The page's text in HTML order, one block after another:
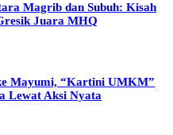
Magrib dan Subuh: Kisah
Juara MHQ
Mayumi, “Kartini UMKM”
Lewat Aksi Nyata